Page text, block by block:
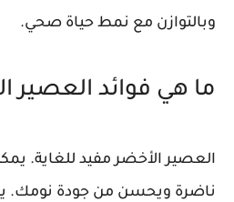
وبالتوازن مع نمط حياة صحي.
ما هي فوائد العصير
العصير الأخضر مفيد للغاية.
ناضرة ويحسن من جودة نومك.